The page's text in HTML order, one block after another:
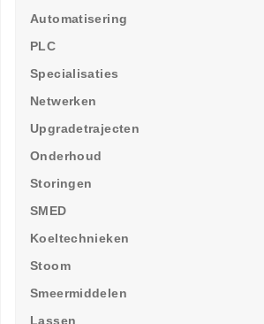
Automatisering
PLC
Specialisaties
Netwerken
Upgradetrajecten
Onderhoud
Storingen
SMED
Koeltechnieken
Stoom
Smeermiddelen
Lassen